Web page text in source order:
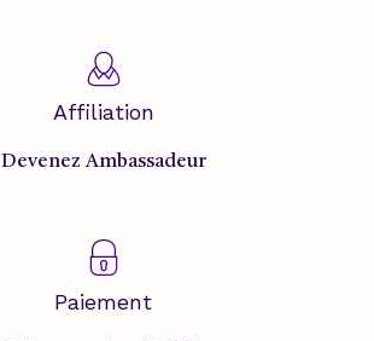
Affiliation
Devenez Ambassadeur
Paiement